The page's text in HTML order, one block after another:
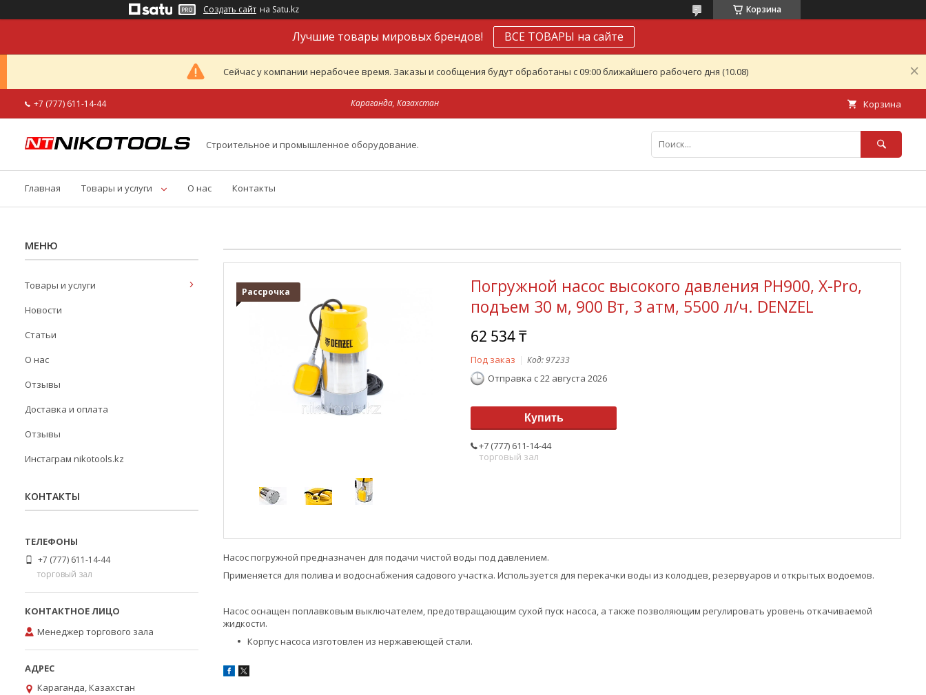
Создать сайт на Satu.kz Корзина
Лучшие товары мировых брендов! ВСЕ ТОВАРЫ на сайте
Сейчас у компании нерабочее время. Заказы и сообщения будут обработаны с 09:00 ближайшего рабочего дня (10.08)
+7 (777) 611-14-44 Караганда, Казахстан Корзина
Строительное и промышленное оборудование.
Главная Товары и услуги О нас Контакты
Рассрочка
Погружной насос высокого давления PH900, X-Pro,
подъем 30 м, 900 Вт, 3 атм, 5500 л/ч. DENZEL
62 534 ₸
Под заказ Код:97233
Отправка с 22 августа 2026
Купить
+7 (777) 611-14-44
торговый зал
Насос погружной предназначен для подачи чистой воды под давлением.
Применяется для полива и водоснабжения садового участка. Используется для перекачки воды из колодцев, резервуаров и открытых водоемов.
Насос оснащен поплавковым выключателем, предотвращающим сухой пуск насоса, а также позволяющим регулировать уровень откачиваемой
жидкости.
Корпус насоса изготовлен из нержавеющей стали.
Товары и услуги
Новости
Статьи
О нас
Отзывы
Доставка и оплата
Отзывы
Инстаграм nikotools.kz
КОНТАКТЫ
+7 (777) 611-14-44
торговый зал
Менеджер торгового зала
Караганда, Казахстан